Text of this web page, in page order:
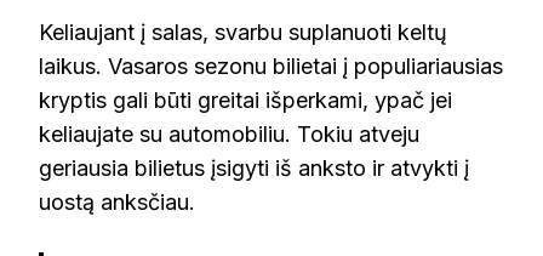
Keliaujant į salas, svarbu suplanuoti keltų
laikus. Vasaros sezonu bilietai į populiariausias
kryptis gali būti greitai išperkami, ypač jei
keliaujate su automobiliu. Tokiu atveju
geriausia bilietus įsigyti iš anksto ir atvykti į
uostą anksčiau.